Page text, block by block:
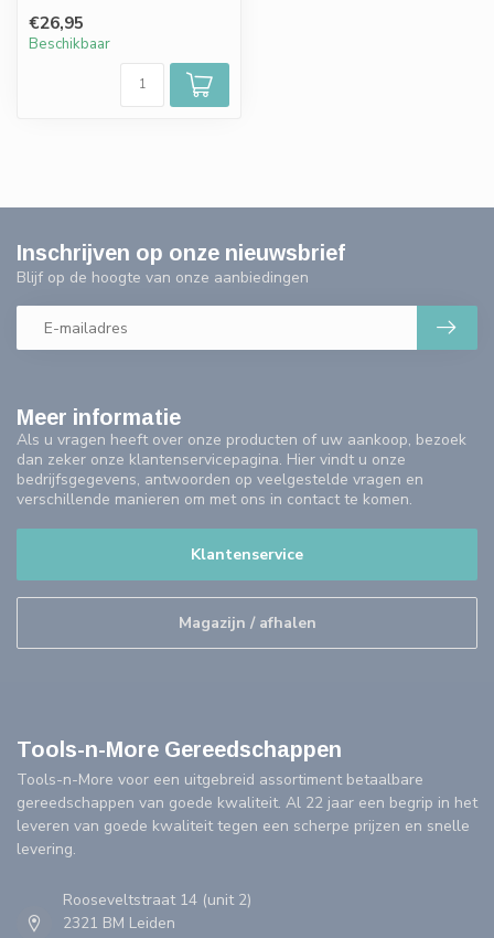
en co...
€26,95
Beschikbaar
Meer informatie
Als u vragen heeft over onze producten of uw aankoop, bezoek
dan zeker onze klantenservicepagina. Hier vindt u onze
bedrijfsgegevens, antwoorden op veelgestelde vragen en
verschillende manieren om met ons in contact te komen.
Klantenservice
Magazijn / afhalen
Inschrijven op onze nieuwsbrief
Blijf op de hoogte van onze aanbiedingen
Tools-n-More Gereedschappen
Tools-n-More voor een uitgebreid assortiment betaalbare
gereedschappen van goede kwaliteit. Al 22 jaar een begrip in het
leveren van goede kwaliteit tegen een scherpe prijzen en snelle
levering.
Rooseveltstraat 14 (unit 2)
2321 BM Leiden